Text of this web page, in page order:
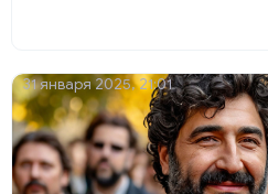
31 января 2025, 21:01